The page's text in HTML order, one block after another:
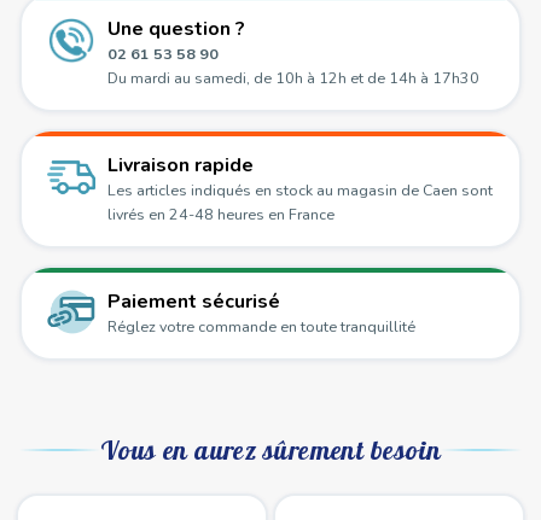
Une question ?
02 61 53 58 90
Du mardi au samedi, de 10h à 12h et de 14h à 17h30
Livraison rapide
Les articles indiqués en stock au magasin de Caen sont
livrés en 24-48 heures en France
Paiement sécurisé
Réglez votre commande en toute tranquillité
Vous en aurez sûrement besoin